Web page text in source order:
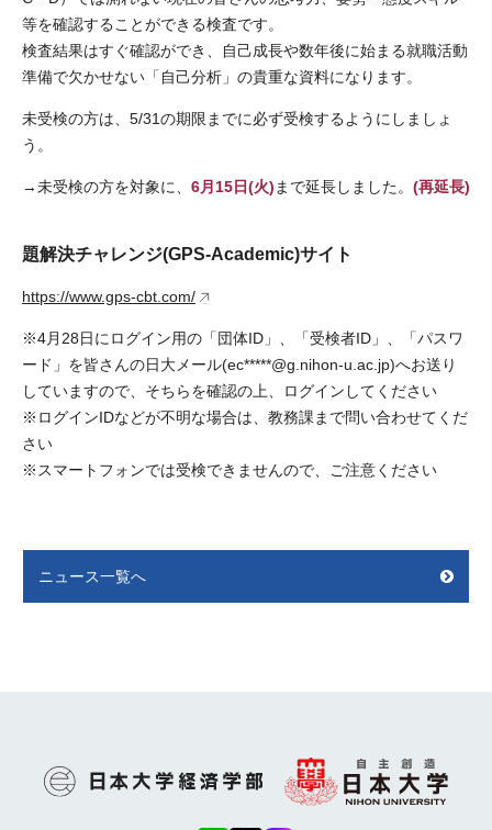
等を確認することができる検査です。
検査結果はすぐ確認ができ、自己成長や数年後に始まる就職活動
準備で欠かせない「自己分析」の貴重な資料になります。
未受検の方は、5/31の期限までに必ず受検するようにしましょ
う。
→未受検の方を対象に、 6月15日(火) まで延長しました。 (再延長)
題解決チャレンジ(GPS-Academic)サイト
https://www.gps-cbt.com/
※4月28日にログイン用の「団体ID」、「受検者ID」、「パスワ
ード」を皆さんの日大メール(ec*****@g.nihon-u.ac.jp)へお送り
していますので、そちらを確認の上、ログインしてください
※ログインIDなどが不明な場合は、教務課まで問い合わせてくだ
さい
※スマートフォンでは受検できませんので、ご注意ください
ニュース一覧へ